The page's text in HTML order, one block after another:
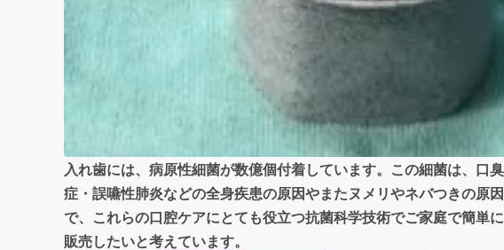
入れ歯には、病原性細菌が数億個付着しています。この細菌は、口
症・誤嚥性肺炎などの全身疾患の原因やまたヌメリやネバつきの原
で、これらの口腔ケアにとても役立つ抗菌科学技術でご家庭で簡単
販売したいと考えています。